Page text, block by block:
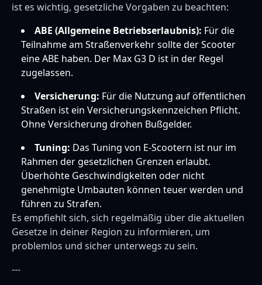
ist es wichtig, gesetzliche Vorgaben zu beachten:
ABE (Allgemeine Betriebserlaubnis): Für die
Teilnahme am Straßenverkehr sollte der Scooter
eine ABE haben. Der Max G3 D ist in der Regel
zugelassen.
Versicherung: Für die Nutzung auf öffentlichen
Straßen ist ein Versicherungskennzeichen Pflicht.
Ohne Versicherung drohen Bußgelder.
Tuning: Das Tuning von E-Scootern ist nur im
Rahmen der gesetzlichen Grenzen erlaubt.
Überhöhte Geschwindigkeiten oder nicht
genehmigte Umbauten können teuer werden und
führen zu Strafen.
Es empfiehlt sich, sich regelmäßig über die aktuellen
Gesetze in deiner Region zu informieren, um
problemlos und sicher unterwegs zu sein.
---